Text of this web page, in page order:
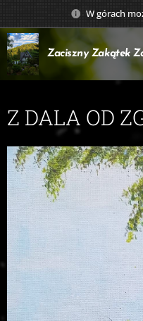
W górach
Zaciszny Zakątek
Z DALA OD